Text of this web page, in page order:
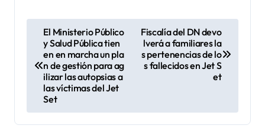
a
El Ministerio Público
y Salud Pública tien
en en marcha un pla
n de gestión para ag
ilizar las autopsias a
las víctimas del Jet
Set
Fiscalía del DN devo
lverá a familiares la
s pertenencias de lo
s fallecidos en Jet S
et